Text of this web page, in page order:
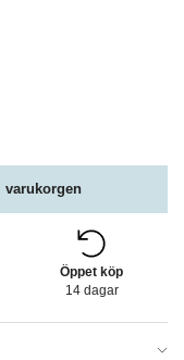
varukorgen
Öppet köp
14 dagar